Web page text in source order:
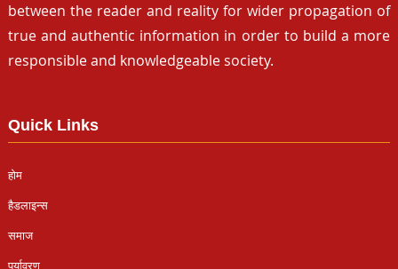
between the reader and reality for wider propagation of
true and authentic information in order to build a more
responsible and knowledgeable society.
Quick Links
होम
हैडलाइन्स
समाज
पर्यावरण